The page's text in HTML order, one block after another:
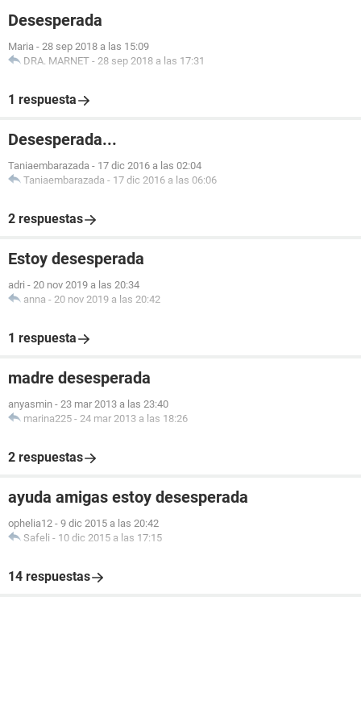
Desesperada
Maria - 28 sep 2018 a las 15:09
DRA. MARNET - 28 sep 2018 a las 17:31
1 respuesta
Desesperada...
Taniaembarazada - 17 dic 2016 a las 02:04
Taniaembarazada - 17 dic 2016 a las 06:06
2 respuestas
Estoy desesperada
adri - 20 nov 2019 a las 20:34
anna - 20 nov 2019 a las 20:42
1 respuesta
madre desesperada
anyasmin - 23 mar 2013 a las 23:40
marina225 - 24 mar 2013 a las 18:26
2 respuestas
ayuda amigas estoy desesperada
ophelia12 - 9 dic 2015 a las 20:42
Safeli - 10 dic 2015 a las 17:15
14 respuestas